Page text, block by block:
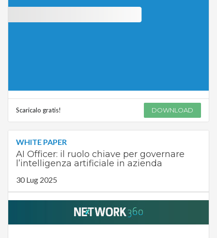
Scaricalo gratis! DOWNLOAD
WHITE PAPER
AI Officer: il ruolo chiave per governare
l’intelligenza artificiale in azienda
30 Lug 2025